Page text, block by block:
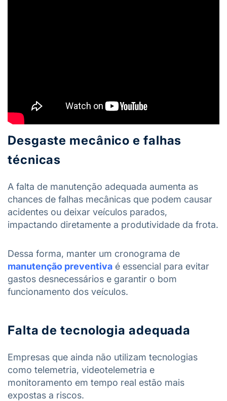
Desgaste mecânico e falhas
técnicas
A falta de manutenção adequada aumenta as
chances de falhas mecânicas que podem causar
acidentes ou deixar veículos parados,
impactando diretamente a produtividade da frota.
Dessa forma, manter um cronograma de
manutenção preventiva é essencial para evitar
gastos desnecessários e garantir o bom
funcionamento dos veículos.
Falta de tecnologia adequada
Empresas que ainda não utilizam tecnologias
como telemetria, videotelemetria e
monitoramento em tempo real estão mais
expostas a riscos.